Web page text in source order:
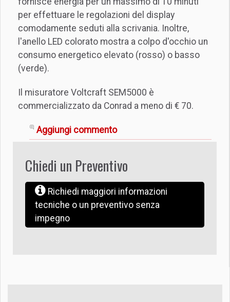
per effettuare le regolazioni del display
comodamente seduti alla scrivania. Inoltre,
l'anello LED colorato mostra a colpo d'occhio un
consumo energetico elevato (rosso) o basso
(verde).
Il misuratore Voltcraft SEM5000 è
commercializzato da Conrad a meno di € 70.
Aggiungi commento
Chiedi un Preventivo
Richiedi maggiori informazioni
tecniche o un preventivo senza
impegno